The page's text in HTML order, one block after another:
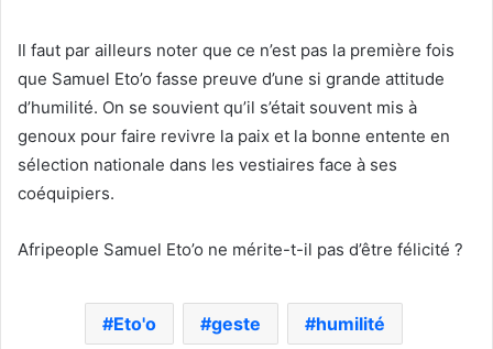
Il faut par ailleurs noter que ce n’est pas la première fois
que Samuel Eto’o fasse preuve d’une si grande attitude
d’humilité. On se souvient qu’il s’était souvent mis à
genoux pour faire revivre la paix et la bonne entente en
sélection nationale dans les vestiaires face à ses
coéquipiers.
Afripeople Samuel Eto’o ne mérite-t-il pas d’être félicité ?
Eto'o geste humilité